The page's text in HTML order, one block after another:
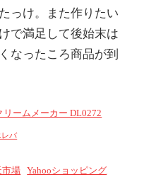
っけ。また作りたい
で満足して後始末は
なったころ商品が到
リームメーカー DL0272
レバ
市場 Yahooショッピング